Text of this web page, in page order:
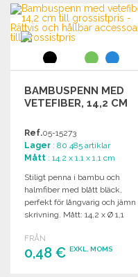
BESTÄLL
Begär offert
BAMBUSPENN MED
VETEFIBER, 14,2 CM
Ref.05-15273
Lager : 80 485 artiklar
Mått : 14.2 x 1.1 x 1.1 cm
Stiligt penna i bambu och
halmfiber med blått bläck,
perfekt för långvarig och jämn
skrivning. Mått: 14,2 x Ø 1,1
FRÅN
0,48 € EXKL. MOMS